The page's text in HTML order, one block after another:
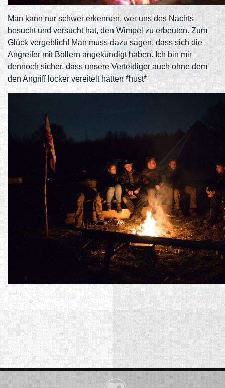
Man kann nur schwer erkennen, wer uns des Nachts
besucht und versucht hat, den Wimpel zu erbeuten. Zum
Glück vergeblich! Man muss dazu sagen, dass sich die
Angreifer mit Böllern angekündigt haben. Ich bin mir
dennoch sicher, dass unsere Verteidiger auch ohne dem
den Angriff locker vereitelt hätten *hust*